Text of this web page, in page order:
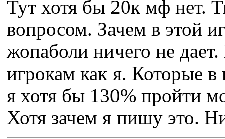
Тут хотя бы 20к мф нет.
вопросом. Зачем в этой
жопаболи ничего не
игрокам как я. Которые
я хотя бы 130% пройти
Хотя зачем я пишу это.